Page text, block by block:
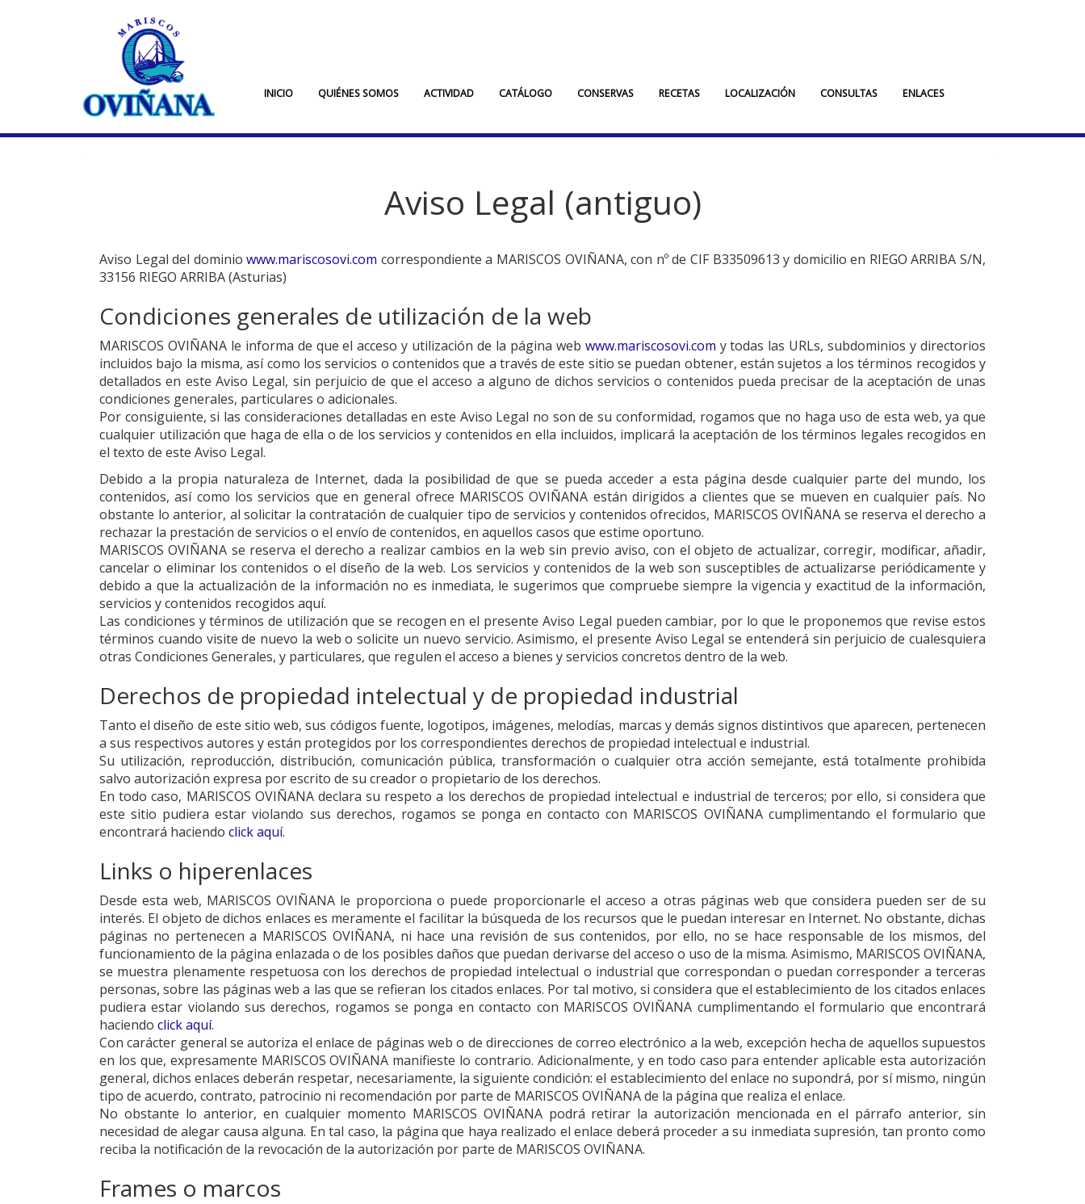
INICIO QUIÉNES SOMOS ACTIVIDAD CATÁLOGO CONSERVAS RECETAS LOCALIZACIÓN CONSULTAS ENLACES
Aviso Legal (antiguo)
Aviso Legal del dominiowww.mariscosovi.com correspondiente a MARISCOS OVIÑANA, con nº de CIF B33509613 y domicilio en RIEGO ARRIBA S/N,
33156 RIEGO ARRIBA(Asturias)
Condiciones generales de utilización de la web
MARISCOS OVIÑANAle informa de que el acceso y utilización de la página web www.mariscosovi.com y todas las URLs, subdominios y directorios
incluidos bajo la misma, así como los servicios o contenidos que a través de este sitio se puedan obtener, están sujetos a los términos recogidos y
detallados en este Aviso Legal, sin perjuicio de que el acceso a alguno de dichos servicios o contenidos pueda precisar de la aceptación de unas
condiciones generales, particulares o adicionales.
Por consiguiente, si las consideraciones detalladas en este Aviso Legal no son de su conformidad, rogamos que no haga uso de esta web, ya que
cualquier utilización que haga de ella o de los servicios y contenidos en ella incluidos, implicará la aceptación de los términos legales recogidos en
el texto de este Aviso Legal.
Debido a la propia naturaleza de Internet, dada la posibilidad de que se pueda acceder a esta página desde cualquier parte del mundo, los
contenidos, así como los servicios que en general ofrece MARISCOS OVIÑANA están dirigidos a clientes que se mueven en cualquier país. No
obstante lo anterior, al solicitar la contratación de cualquier tipo de servicios y contenidos ofrecidos, MARISCOS OVIÑANA se reserva el derecho a
rechazar la prestación de servicios o el envío de contenidos, en aquellos casos que estime oportuno.
MARISCOS OVIÑANA se reserva el derecho a realizar cambios en la web sin previo aviso, con el objeto de actualizar, corregir, modificar, añadir,
cancelar o eliminar los contenidos o el diseño de la web. Los servicios y contenidos de la web son susceptibles de actualizarse periódicamente y
debido a que la actualización de la información no es inmediata, le sugerimos que compruebe siempre la vigencia y exactitud de la información,
servicios y contenidos recogidos aquí.
Las condiciones y términos de utilización que se recogen en el presente Aviso Legal pueden cambiar, por lo que le proponemos que revise estos
términos cuando visite de nuevo la web o solicite un nuevo servicio. Asimismo, el presente Aviso Legal se entenderá sin perjuicio de cualesquiera
otras Condiciones Generales, y particulares, que regulen el acceso a bienes y servicios concretos dentro de la web.
Derechos de propiedad intelectual y de propiedad industrial
Tanto el diseño de este sitio web, sus códigos fuente, logotipos, imágenes, melodías, marcas y demás signos distintivos que aparecen, pertenecen
a sus respectivos autores y están protegidos por los correspondientes derechos de propiedad intelectual e industrial.
Su utilización, reproducción, distribución, comunicación pública, transformación o cualquier otra acción semejante, está totalmente prohibida
salvo autorización expresa por escrito de su creador o propietario de los derechos.
En todo caso, MARISCOS OVIÑANAdeclara su respeto a los derechos de propiedad intelectual e industrial de terceros; por ello, si considera que
este sitio pudiera estar violando sus derechos, rogamos se ponga en contacto con MARISCOS OVIÑANAcumplimentando el formulario que
encontrará haciendo click aquí.
Links o hiperenlaces
Desde esta web, MARISCOS OVIÑANA le proporciona o puede proporcionarle el acceso a otras páginas web que considera pueden ser de su
interés. El objeto de dichos enlaces es meramente el facilitar la búsqueda de los recursos que le puedan interesar en Internet. No obstante, dichas
páginas no pertenecen a MARISCOS OVIÑANA, ni hace una revisión de sus contenidos, por ello, no se hace responsable de los mismos, del
funcionamiento de la página enlazada o de los posibles daños que puedan derivarse del acceso o uso de la misma. Asimismo, MARISCOS OVIÑANA,
se muestra plenamente respetuosa con los derechos de propiedad intelectual o industrial que correspondan o puedan corresponder a terceras
personas, sobre las páginas web a las que se refieran los citados enlaces. Por tal motivo, si considera que el establecimiento de los citados enlaces
pudiera estar violando sus derechos, rogamos se ponga en contacto con MARISCOS OVIÑANA cumplimentando el formulario que encontrará
haciendo click aquí.
Con carácter general se autoriza el enlace de páginas web o de direcciones de correo electrónico a la web, excepción hecha de aquellos supuestos
en los que, expresamente MARISCOS OVIÑANA manifieste lo contrario. Adicionalmente, y en todo caso para entender aplicable esta autorización
general, dichos enlaces deberán respetar, necesariamente, la siguiente condición: el establecimiento del enlace no supondrá, por sí mismo, ningún
tipo de acuerdo, contrato, patrocinio ni recomendación por parte de MARISCOS OVIÑANAde la página que realiza el enlace.
No obstante lo anterior, en cualquier momento MARISCOS OVIÑANApodrá retirar la autorización mencionada en el párrafo anterior, sin
necesidad de alegar causa alguna. En tal caso, la página que haya realizado el enlace deberá proceder a su inmediata supresión, tan pronto como
reciba la notificación de la revocación de la autorización por parte de MARISCOS OVIÑANA.
Frames o marcos